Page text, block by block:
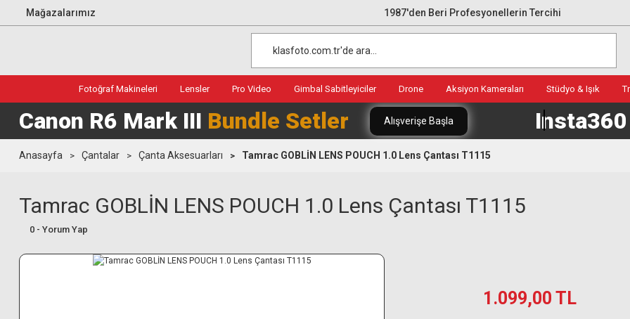
Mağazalarımız 1987'den Beri Profesyonellerin Tercihi
Fotoğraf Makineleri Lensler Pro Video Gimbal Sabitleyiciler Drone Aksiyon Kameraları Stüdyo & Işık
Canon R6 Mark III Bundle Setler Alışverişe Başla Insta360
Anasayfa Çantalar Çanta Aksesuarları Tamrac GOBLİN LENS POUCH 1.0 Lens Çantası T1115
Tamrac GOBLİN LENS POUCH 1.0 Lens Çantası T1115
0 - Yorum Yap
1.099,00 TL